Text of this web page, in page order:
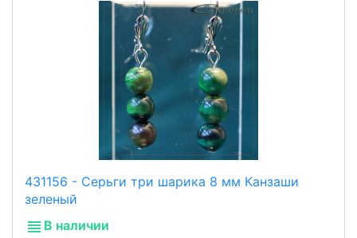
431156 - Серьги три шарика 8 мм Канзаши
зеленый
В наличии